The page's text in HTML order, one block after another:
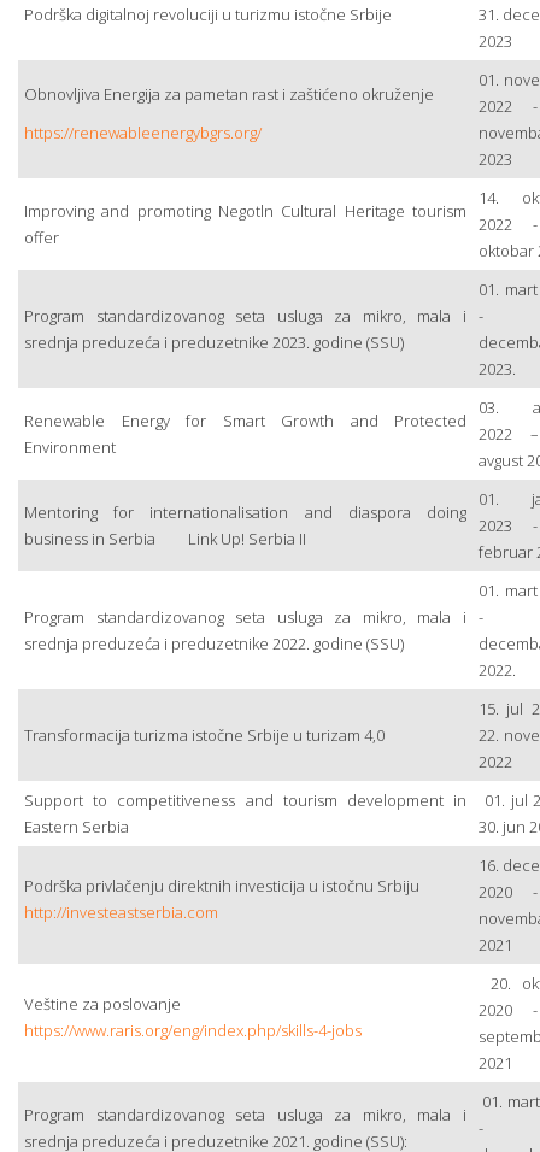
Podrška digitalnoj revoluciji u turizmu istočne Srbije
31.
2023
Obnovljiva Energija za pametan rast i zaštićeno okruženje
https://renewableenergybgrs.org/
01.
2022
2023
Improving and promoting Negotln Cultural Heritage tourism
offer
14.
2022
oktobar
Program standardizovanog seta usluga za mikro, mala i
srednja preduzeća i preduzetnike 2023. godine (SSU)
01.
-
2023.
Renewable Energy for Smart Growth and Protected
Environment
03.
2022
avgust
Mentoring for internationalisation and diaspora doing
business in Serbia Link Up! Serbia II
01.
2023
februar
Program standardizovanog seta usluga za mikro, mala i
srednja preduzeća i preduzetnike 2022. godine (SSU)
01.
-
2022.
Transformacija turizma istočne Srbije u turizam 4,0
15. jul
22.
2022
Support to competitiveness and tourism development in
Eastern Serbia
01. jul
30. jun
Podrška privlačenju direktnih investicija u istočnu Srbiju
http://investeastserbia.com
16.
2020
2021
Veštine za poslovanje
https://www.raris.org/eng/index.php/skills-4-jobs
20.
2020
2021
Program standardizovanog seta usluga za mikro, mala i
srednja preduzeća i preduzetnike 2021. godine (SSU):
01.
-